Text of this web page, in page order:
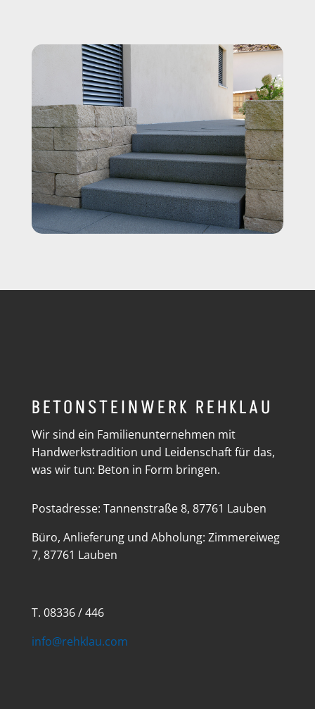
BETONSTEINWERK REHKLAU
Wir sind ein Familienunternehmen mit
Handwerkstradition und Leidenschaft für das,
was wir tun: Beton in Form bringen.
Postadresse: Tannenstraße 8, 87761 Lauben
Büro, Anlieferung und Abholung: Zimmereiweg
7, 87761 Lauben
T. 08336 / 446
info@rehklau.com